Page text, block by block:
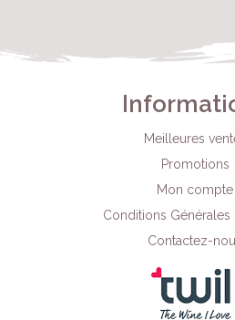
Meilleures
Promotions
Mon compte
Conditions Générales
Contactez-